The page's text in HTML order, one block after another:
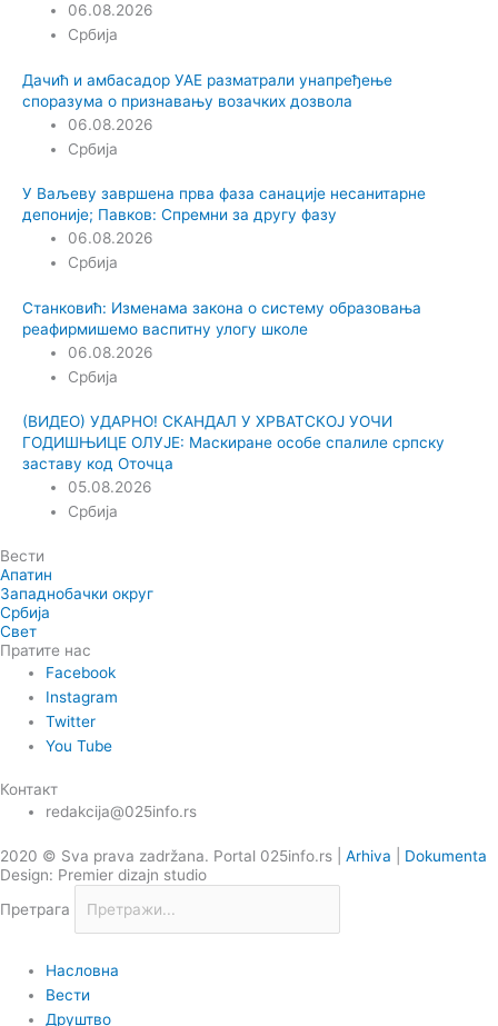
06.08.2026
Србија
Дачић и амбасадор УАЕ разматрали унапређење
споразума о признавању возачких дозвола
06.08.2026
Србија
У Ваљеву завршена прва фаза санације несанитарне
депоније; Павков: Спремни за другу фазу
06.08.2026
Србија
Станковић: Изменама закона о систему образовања
реафирмишемо васпитну улогу школе
06.08.2026
Србија
(ВИДЕО) УДАРНО! СКАНДАЛ У ХРВАТСКОЈ УОЧИ
ГОДИШЊИЦЕ ОЛУЈЕ: Маскиране особе спалиле српску
заставу код Оточца
05.08.2026
Србија
Вести
Апатин
Западнобачки округ
Србија
Свет
Пратите нас
Facebook
Instagram
Twitter
You Tube
Контакт
redakcija@025info.rs
2020 © Sva prava zadržana. Portal 025info.rs | Arhiva
Dokumenta
Design: Premier dizajn studio
Претрага
Насловна
Вести
Друштво